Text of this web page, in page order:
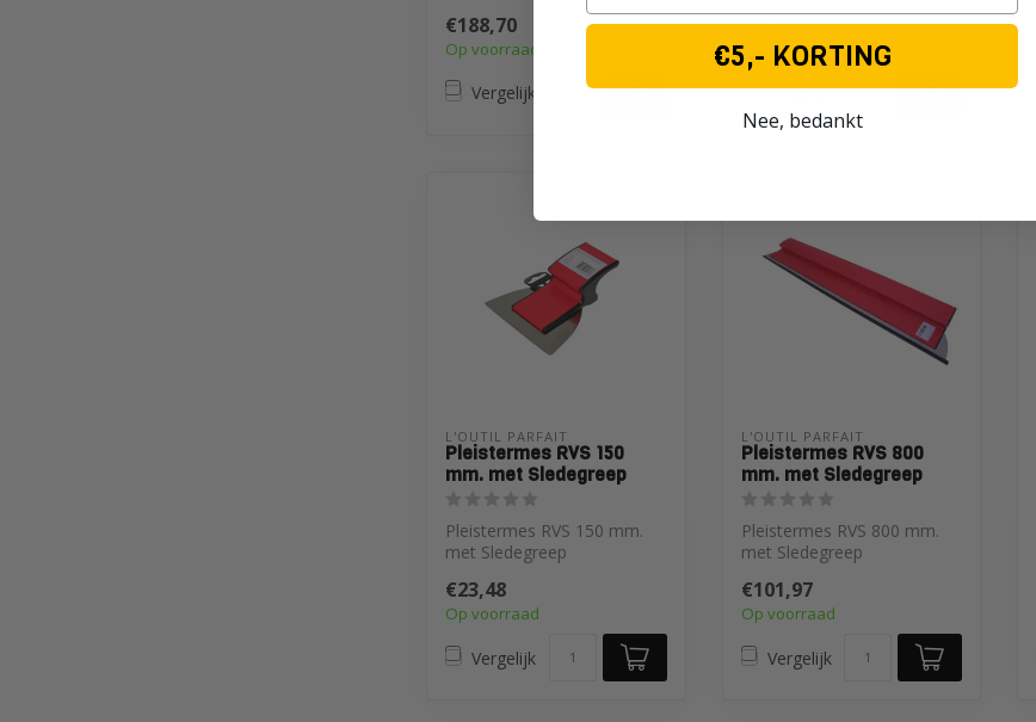
€188,70
Op voorraad
Vergelijk
€270,23
Op voorraad
Vergelijk
L'OUTIL PARFAIT
Pleistermes RVS 150
mm. met Sledegreep
Pleistermes RVS 150 mm.
met Sledegreep
€23,48
Op voorraad
Vergelijk
L'OUTIL PARFAIT
Pleistermes RVS 800
mm. met Sledegreep
Pleistermes RVS 800 mm.
met Sledegreep
€101,97
Op voorraad
Vergelijk
€5,- KORTING
Nee, bedankt